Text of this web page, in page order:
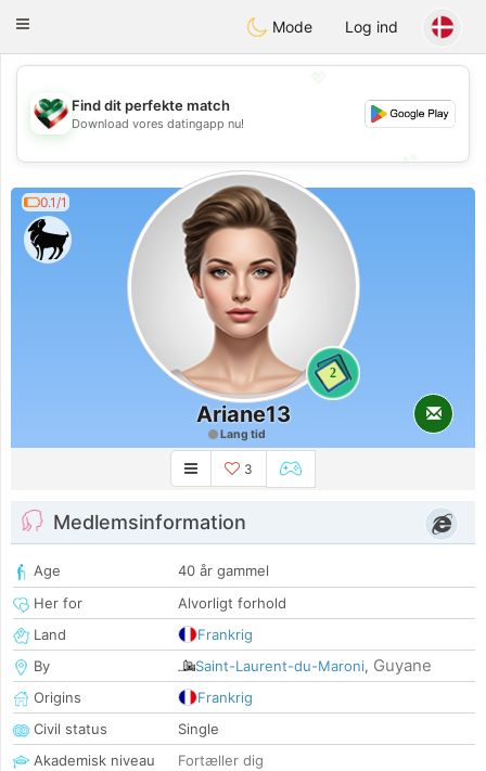
Kuwait Chat
Toggle
Mode Log ind
💖
💕
Find dit perfekte match
Download vores datingapp nu!
0.1/1
2
Ariane13
Lang tid
3
Medlemsinformation
Age
40 år gammel
Her for
Alvorligt forhold
Land
Frankrig
By
Saint-Laurent-du-Maroni, Guyane
Origins
Frankrig
Civil status
Single
Akademisk niveau
Fortæller dig